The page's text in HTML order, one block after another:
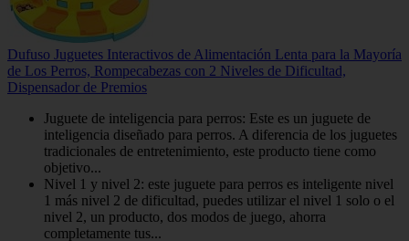
Dufuso Juguetes Interactivos de Alimentación Lenta para la Mayoría
de Los Perros, Rompecabezas con 2 Niveles de Dificultad,
Dispensador de Premios
Juguete de inteligencia para perros: Este es un juguete de
inteligencia diseñado para perros. A diferencia de los juguetes
tradicionales de entretenimiento, este producto tiene como
objetivo...
Nivel 1 y nivel 2: este juguete para perros es inteligente nivel
1 más nivel 2 de dificultad, puedes utilizar el nivel 1 solo o el
nivel 2, un producto, dos modos de juego, ahorra
completamente tus...